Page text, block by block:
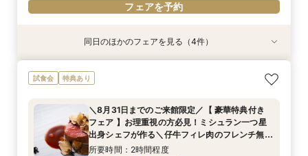
フェアを予約
特典あり
8/27(木)
＼8月31日までのご来館限定／【 豪華特典付き
フェア 】お理重視の方必見！ミシュラン一つ星
試食／ 不安解消* お2人安心相談会も◎
所要時間：2時間程度
15:00〜
16:00〜
17:00〜
18:00〜
特典あり
8/27(木)
【限定BIGフェア】お料理重視の方必見！ ミシュ
ラン一つ星出身シェフが作る 仔牛フィレ肉のフ
談会も
所要時間：2時間程度
10:00〜
11:00〜
12:00〜
13:00〜
特典あり
8/27(木)
【限定BIGフェア】お料理重視の方必見！ ミシュ
ラン一つ星出身シェフが作る 仔牛フィレ肉のフ
談会も
所要時間：2時間程度
15:00〜
16:00〜
17:00〜
18:00〜
特典あり
8/27(木)
【お仕事帰りのお二人へ♪】美食フレンチも食べ
れる、90分クイック相談会！
18:00〜
19:00〜
20:00〜
同日のほかのフェアを見る（4件）
試食会 特典あり
＼8月31日までのご来館限定／【 豪華特典付き
フェア 】お理重視の方必見！ミシュラン一つ星
出身シェフが作る＼仔牛フィレ肉のフレンチ無料
試食／ 不安解消* お2人安心相談会も◎
所要時間：2時間程度